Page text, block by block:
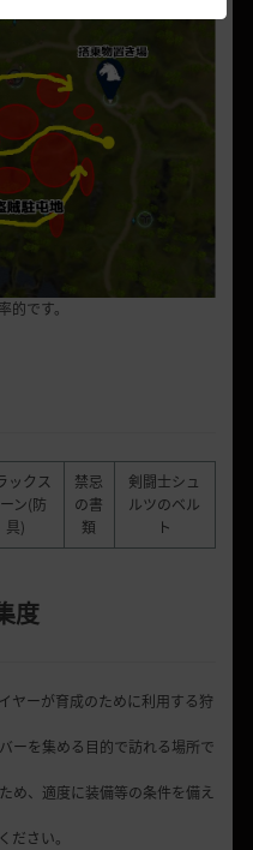
です。
ックス
ン(防
具)
禁忌
の書
類
剣闘士シュ
ルツのベル
ト
度
ヤーが育成のために利用する狩
ーを集める目的で訪れる場所で
め、適度に装備等の条件を備え
さい。